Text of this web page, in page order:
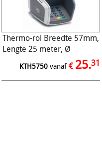
Thermo-rol Breedte 57mm,
Lengte 25 meter, Ø
47/12mm, 48gr (50/ds)
KTH5750 vanaf €25.31